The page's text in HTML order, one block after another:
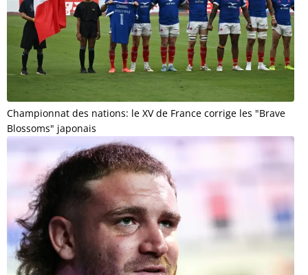
Championnat des nations: le XV de France corrige les "Brave
Blossoms" japonais